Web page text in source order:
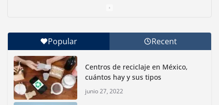
Con jornada informativa, Profepa y Humane World
for Animals buscan inhibir tráfico de aves
junio 15, 2026
Inauguran nuevo Embarcadero Cuemanco para
Popular Recent
Centros de reciclaje en México,
cuántos hay y sus tipos
junio 27, 2022